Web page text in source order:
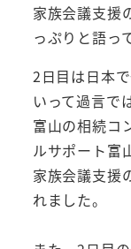
家族会議支援
っぷりと語っ
2日目は日本
いって過言で
富山の相続コ
ルサポート富
家族会議支援
れました。